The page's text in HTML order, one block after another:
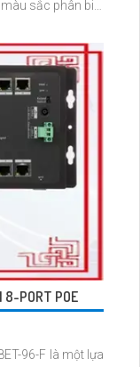
sắc phân biệt
thông qua phân
PORT POE
96-F là một lựa